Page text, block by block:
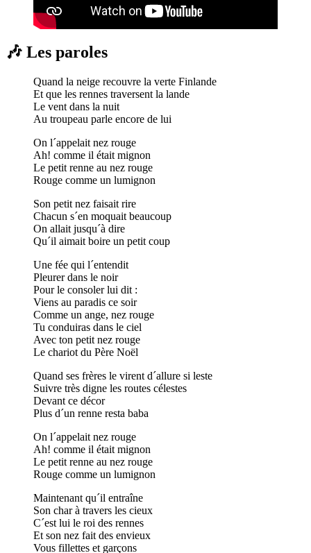
🎶 Les paroles
Quand la neige recouvre la verte Finlande
Et que les rennes traversent la lande
Le vent dans la nuit
Au troupeau parle encore de lui
On l´appelait nez rouge
Ah! comme il était mignon
Le petit renne au nez rouge
Rouge comme un lumignon
Son petit nez faisait rire
Chacun s´en moquait beaucoup
On allait jusqu´à dire
Qu´il aimait boire un petit coup
Une fée qui l´entendit
Pleurer dans le noir
Pour le consoler lui dit :
Viens au paradis ce soir
Comme un ange, nez rouge
Tu conduiras dans le ciel
Avec ton petit nez rouge
Le chariot du Père Noël
Quand ses frères le virent d´allure si leste
Suivre très digne les routes célestes
Devant ce décor
Plus d´un renne resta baba
On l´appelait nez rouge
Ah! comme il était mignon
Le petit renne au nez rouge
Rouge comme un lumignon
Maintenant qu´il entraîne
Son char à travers les cieux
C´est lui le roi des rennes
Et son nez fait des envieux
Vous fillettes et garçons